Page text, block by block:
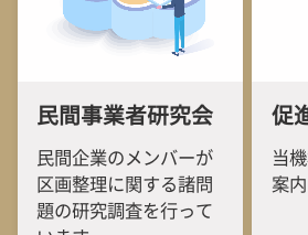
民間事業者研究会
民間企業のメンバーが
区画整理に関する諸問
題の研究調査を行って
促
当
案